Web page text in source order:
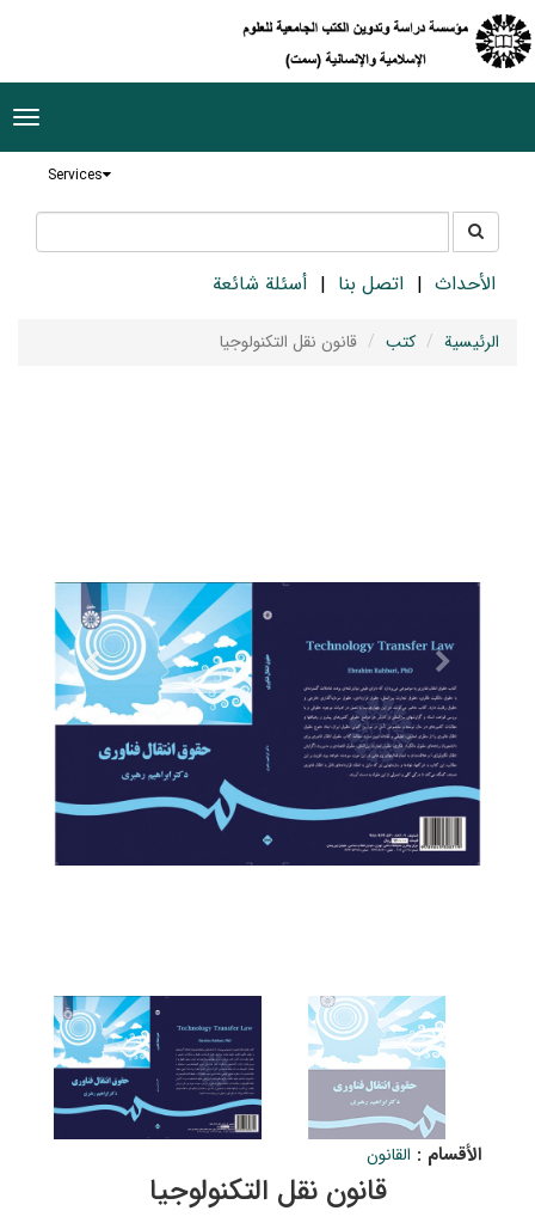
Services
جستجو
در
سایتالأحداث اتصل بنا أسئلة شائعة
الرئيسية كتب قانون نقل التكنولوجيا
الأقسام : القانون
قانون نقل التكنولوجيا